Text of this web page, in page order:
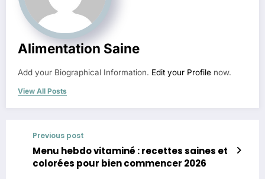
Alimentation Saine
Add your Biographical Information. Edit your Profile now.
View All Posts
Previous post
Menu hebdo vitaminé : recettes saines et
colorées pour bien commencer 2026